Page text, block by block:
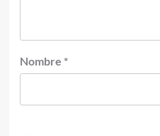
Nombre *